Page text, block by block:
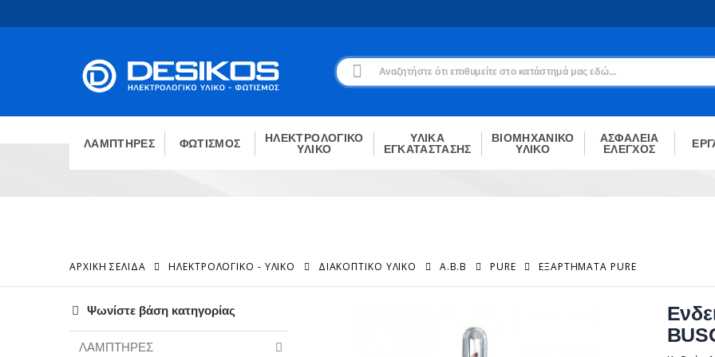
Εγγραφή
Δεν είσαι μέλος;
ΕΓΓΡΑΦΉ
ΛΑΜΠΤΗΡΕΣ ΦΩΤΙΣΜΟΣ
ΗΛΕΚΤΡΟΛΟΓΙΚΟ
ΥΛΙΚΟ
ΥΛΙΚΑ
ΕΓΚΑΤΑΣΤΑΣΗΣ
ΒΙΟΜΗΧΑΝΙΚΟ
ΥΛΙΚΟ
ΑΣΦΑΛΕΙΑ
ΕΛΕΓΧΟΣ
ΑΡΧΙΚΉ ΣΕΛΊΔΑ ΗΛΕΚΤΡΟΛΟΓΙΚΟ - ΥΛΙΚΟ ΔΙΑΚΟΠΤΙΚΌ ΥΛΙΚΌ A.B.B PURE ΕΞΑΡΤΉΜΑΤΑ PURE
Ψωνίστε βάση κατηγορίας
ΛΑΜΠΤΗΡΕΣ